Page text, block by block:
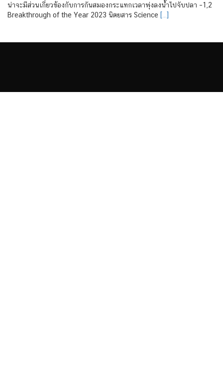
น่าจะมีส่วนเกี่ยวข้องกับการกันสมองกระแทกเวลาพุ่งลงน้ำไปจับปลา –1,2
Breakthrough of the Year 2023 นิตยสาร Science […]